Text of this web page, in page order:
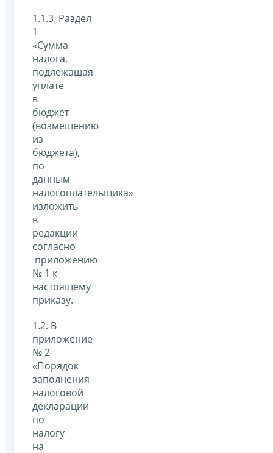
1.1.3. Раздел
1
«Сумма
налога,
подлежащая
уплате
в
бюджет
(возмещению
из
бюджета),
по
данным
налогоплательщика»
изложить
в
редакции
согласно
приложению
№ 1 к
настоящему
приказу.
1.2. В
приложение
№ 2
«Порядок
заполнения
налоговой
декларации
по
налогу
на